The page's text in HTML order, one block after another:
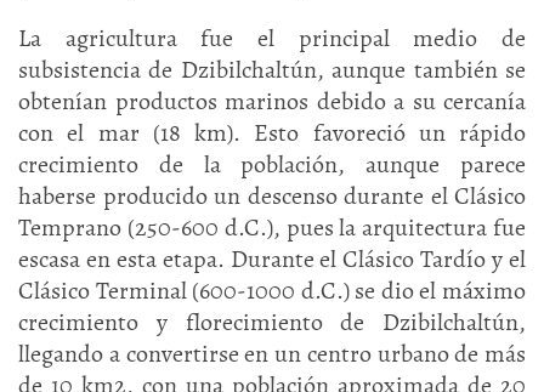
La agricultura fue el principal medio de
subsistencia de Dzibilchaltún, aunque también se
obtenían productos marinos debido a su cercanía
con el mar (18 km). Esto favoreció un rápido
crecimiento de la población, aunque parece
haberse producido un descenso durante el Clásico
Temprano (250-600 d.C.), pues la arquitectura fue
escasa en esta etapa. Durante el Clásico Tardío y el
Clásico Terminal (600-1000 d.C.) se dio el máximo
crecimiento y florecimiento de Dzibilchaltún,
llegando a convertirse en un centro urbano de más
de 10 km2, con una población aproximada de 20